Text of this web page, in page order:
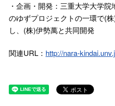
・企画・開発：三重大学大学
のゆずプロジェクトの一環で(
し、(株)伊勢萬と共同開発
関連URL： http://nara-